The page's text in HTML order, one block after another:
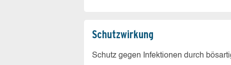
Schutz­wirkung
Schutz gegen Infektionen durch